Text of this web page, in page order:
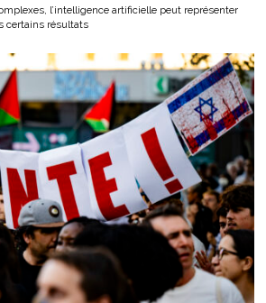
l’intelligence artificielle peut représenter
certains résultats